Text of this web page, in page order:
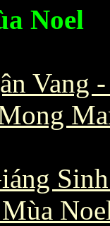
Noel
Vang